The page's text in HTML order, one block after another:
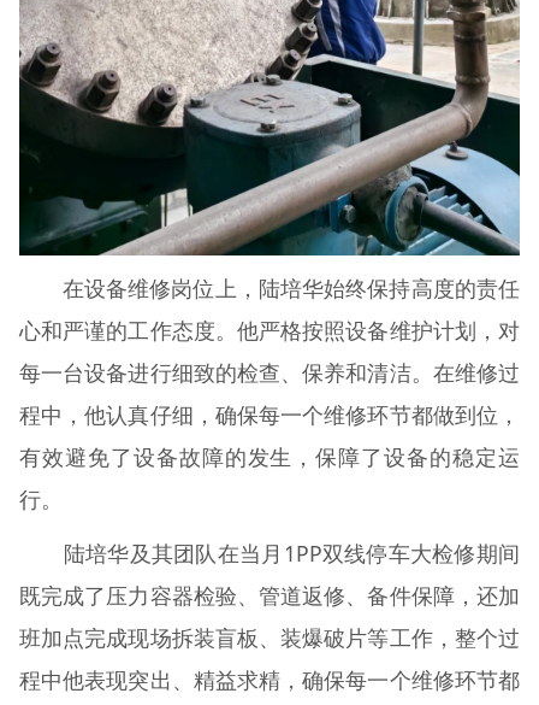
在设备维修岗位上，陆培华始终保持高度的责任
心和严谨的工作态度。他严格按照设备维护计划，对
每一台设备进行细致的检查、保养和清洁。在维修过
程中，他认真仔细，确保每一个维修环节都做到位，
有效避免了设备故障的发生，保障了设备的稳定运
行。
陆培华及其团队在当月1PP双线停车大检修期间
既完成了压力容器检验、管道返修、备件保障，还加
班加点完成现场拆装盲板、装爆破片等工作，整个过
程中他表现突出、精益求精，确保每一个维修环节都